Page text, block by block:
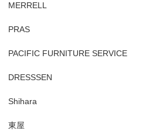
MERRELL
PRAS
PACIFIC FURNITURE SERVICE
DRESSSEN
Shihara
東屋